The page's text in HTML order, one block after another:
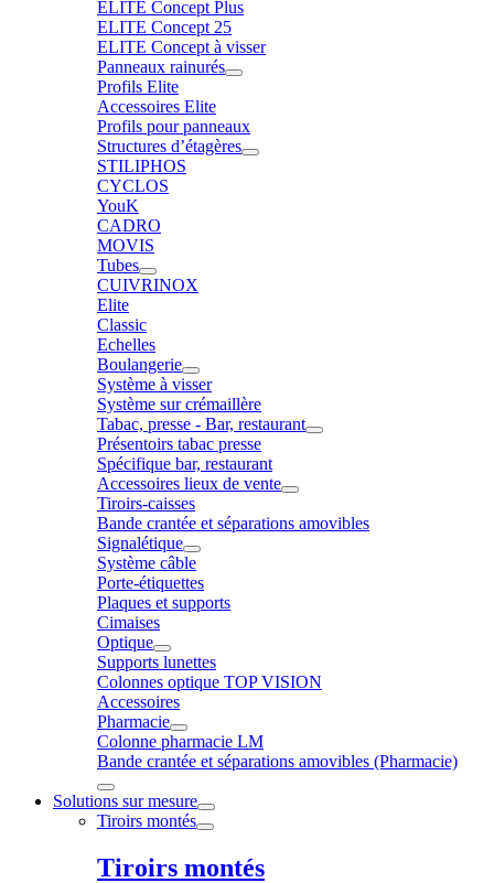
ELITE Concept Plus
ELITE Concept 25
ELITE Concept à visser
Panneaux rainurés
Profils Elite
Accessoires Elite
Profils pour panneaux
Structures d’étagères
STILIPHOS
CYCLOS
YouK
CADRO
MOVIS
Tubes
CUIVRINOX
Elite
Classic
Echelles
Boulangerie
Système à visser
Système sur crémaillère
Tabac, presse - Bar, restaurant
Présentoirs tabac presse
Spécifique bar, restaurant
Accessoires lieux de vente
Tiroirs-caisses
Bande crantée et séparations amovibles
Signalétique
Système câble
Porte-étiquettes
Plaques et supports
Cimaises
Optique
Supports lunettes
Colonnes optique TOP VISION
Accessoires
Pharmacie
Colonne pharmacie LM
Bande crantée et séparations amovibles (Pharmacie)
Solutions sur mesure
Tiroirs montés
Tiroirs montés